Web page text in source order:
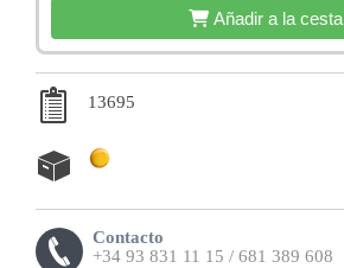
Añadir a la cesta
13695
Contacto
+34 93 831 11 15 / 681 389 608